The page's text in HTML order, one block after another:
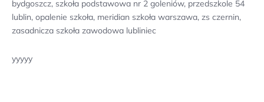
bydgoszcz, szkoła podstawowa nr 2 goleniów, przedszkole 54
lublin, opalenie szkoła, meridian szkoła warszawa, zs czernin,
zasadnicza szkoła zawodowa lubliniec
yyyyy